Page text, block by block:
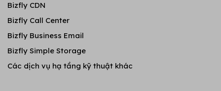
Bizfly CDN
Bizfly Call Center
Bizfly Business Email
Bizfly Simple Storage
Các dịch vụ hạ tầng kỹ thuật khác